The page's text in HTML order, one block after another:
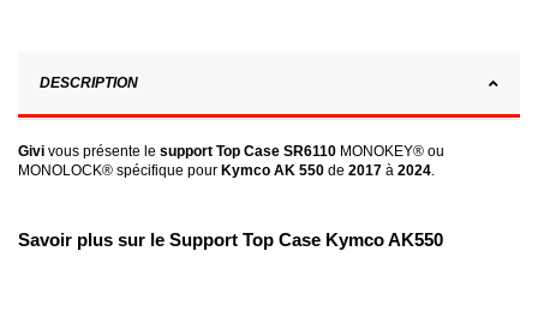
DESCRIPTION
Givi vous présente le support Top Case SR6110 MONOKEY® ou
MONOLOCK® spécifique pour Kymco AK 550 de 2017 à 2024
Savoir plus sur le Support Top Case Kymco AK550